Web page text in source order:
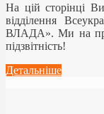
На цій сторінці
відділення
ВЛАДА». Ми на
підзвітність!
Детальніше